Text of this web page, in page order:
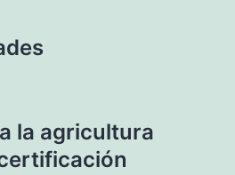
la agricultura